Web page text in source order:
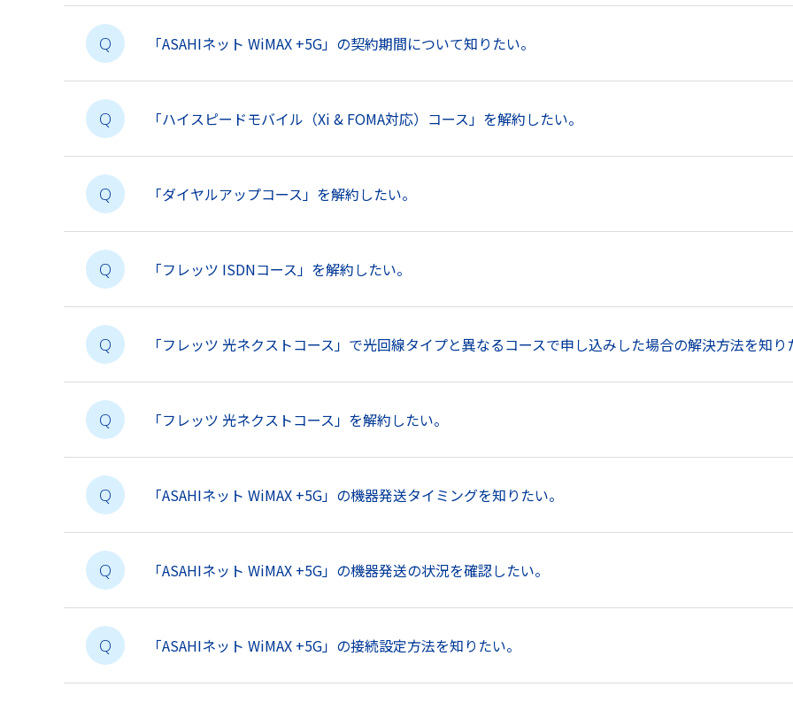
Q 「ASAHIネット WiMAX +5G」の契約期間について知りたい。
Q 「ハイスピードモバイル（Xi & FOMA対応）コース」を解約したい。
Q 「ダイヤルアップコース」を解約したい。
Q 「フレッツ ISDNコース」を解約したい。
Q 「フレッツ 光ネクストコース」で光回線タイプと異なるコースで申し込みした場合の解決方法を知り
Q 「フレッツ 光ネクストコース」を解約したい。
Q 「ASAHIネット WiMAX +5G」の機器発送タイミングを知りたい。
Q 「ASAHIネット WiMAX +5G」の機器発送の状況を確認したい。
Q 「ASAHIネット WiMAX +5G」の接続設定方法を知りたい。